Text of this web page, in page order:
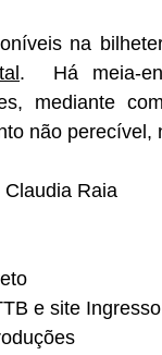
na
.  Há meia-
mediante
não
Claudia Raia
e site